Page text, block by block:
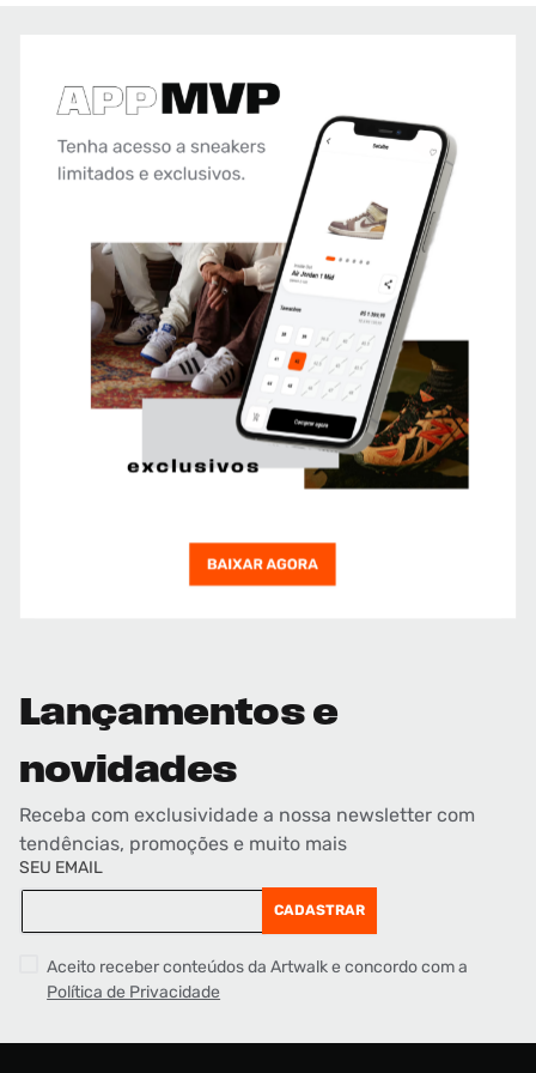
Lançamentos e
novidades
Receba com exclusividade a nossa newsletter com
tendências, promoções e muito mais
SEU EMAIL
CADASTRAR
Aceito receber conteúdos da Artwalk e concordo com a
Política de Privacidade